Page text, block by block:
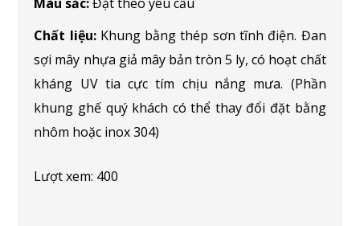
Chất liệu:Khung bằng thép sơn tĩnh điện. Đan
sợi mây nhựa giả mây bản tròn 5 ly, có hoạt chất
kháng UV tia cực tím chịu nắng mưa. (Phần
khung ghế quý khách có thể thay đổi đặt bằng
nhôm hoặc inox 304)
Lượt xem: 400